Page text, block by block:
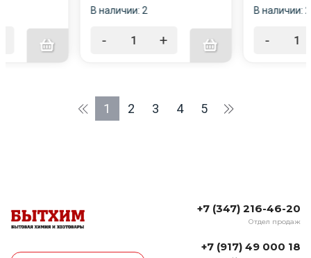
В наличии: 2
- +
В наличии:
-
1 2 3 4 5
+7 (347) 216-46-20
Отдел продаж
+7 (917) 49 000 18